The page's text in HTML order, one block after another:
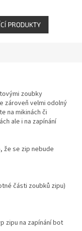
PRODUKTY
zoubky
zároveň velmi odolný
na mikinách či
ale i na zapínání
že se zip nebude
části zoubků zipu)
zipu na zapínání bot